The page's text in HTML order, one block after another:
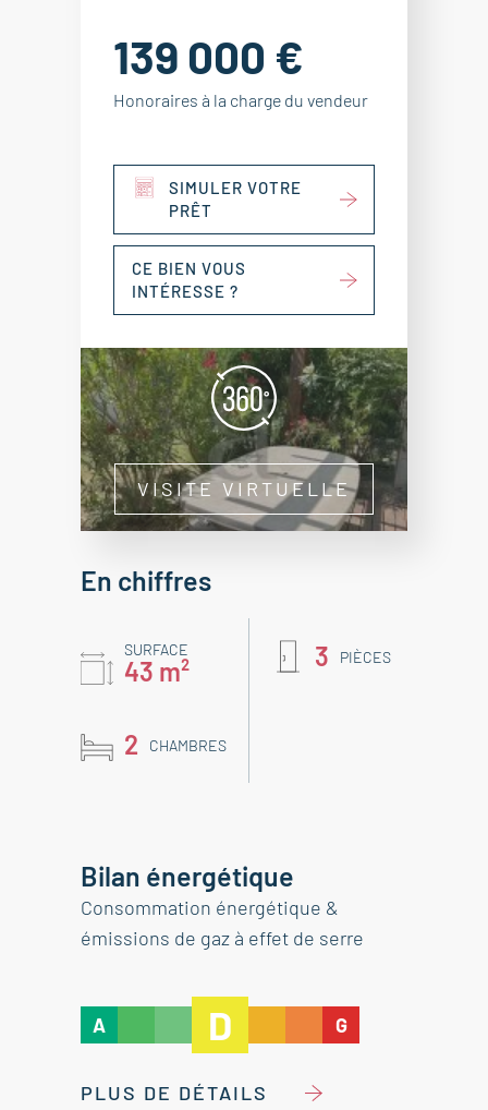
139 000 €
Honoraires à la charge du vendeur
SIMULER VOTRE
PRÊT
CE BIEN VOUS
INTÉRESSE ?
VISITE VIRTUELLE
En chiffres
SURFACE
43 m² 3 PIÈCES
2 CHAMBRES
Bilan énergétique
Consommation énergétique &
émissions de gaz à effet de serre
A D G
PLUS DE DÉTAILS